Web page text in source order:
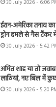
30 July 2026 - 6:06
ईरान-अमेरिका तनाव
ड्रोन हमले से गैस
30 July 2026 - 5:42
अमित शाह या तो
लाठियां, नए बिल में
30 July 2026 - 5:20